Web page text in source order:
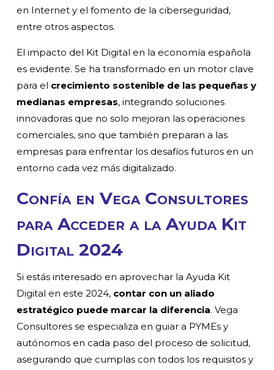
en Internet y el fomento de la ciberseguridad,
entre otros aspectos.
El impacto del Kit Digital en la economía española
es evidente. Se ha transformado en un motor clave
para el crecimiento sostenible de las pequeñas y
medianas empresas, integrando soluciones
innovadoras que no solo mejoran las operaciones
comerciales, sino que también preparan a las
empresas para enfrentar los desafíos futuros en un
entorno cada vez más digitalizado.
Confía en Vega Consultores
para Acceder a la Ayuda Kit
Digital 2024
Si estás interesado en aprovechar la Ayuda Kit
Digital en este 2024, contar con un aliado
estratégico puede marcar la diferencia. Vega
Consultores se especializa en guiar a PYMEs y
autónomos en cada paso del proceso de solicitud,
asegurando que cumplas con todos los requisitos y